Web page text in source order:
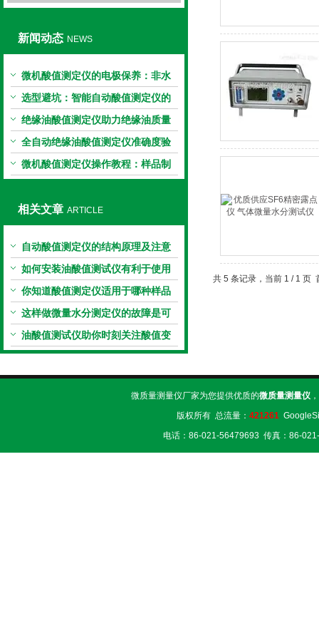
新闻动态 NEWS
微机酸值测定仪的电极保养：非水
电极的清洗与活化方法
选型避坑：智能自动酸值测定仪的
加热功率与萃取时间关系
绝缘油酸值测定仪助力绝缘油质量
把控，降低设备故障
全自动绝缘油酸值测定仪准确度验
证：标准物质标定步骤
微机酸值测定仪操作教程：样品制
相关文章 ARTICLE
自动酸值测定仪的结构原理及注意
事项说明
如何安装油酸值测试仪有利于使用
你知道酸值测定仪适用于哪种样品
的测定吗？
这样做微量水分测定仪的故障是可
以避免的
油酸值测试仪助你时刻关注酸值变
化
共 5 条记录，当前 1 / 1
微质量测量仪厂家为您提供优质的微质量测量仪
版权所有 总流量： 421261
电话：86-021-56479693 传真：86-